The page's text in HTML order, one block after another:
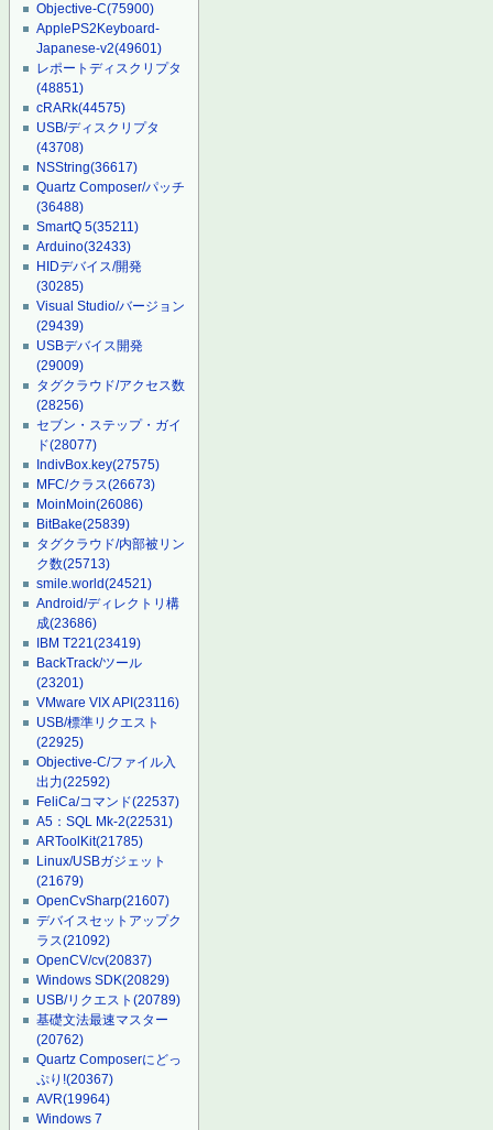
Objective-C(75900)
ApplePS2Keyboard-
Japanese-v2(49601)
レポートディスクリプタ
(48851)
cRARk(44575)
USB/ディスクリプタ
(43708)
NSString(36617)
Quartz Composer/パッチ
(36488)
SmartQ 5(35211)
Arduino(32433)
HIDデバイス/開発
(30285)
Visual Studio/バージョン
(29439)
USBデバイス開発
(29009)
タグクラウド/アクセス数
(28256)
セブン・ステップ・ガイ
ド(28077)
IndivBox.key(27575)
MFC/クラス(26673)
MoinMoin(26086)
BitBake(25839)
タグクラウド/内部被リン
ク数(25713)
smile.world(24521)
Android/ディレクトリ構
成(23686)
IBM T221(23419)
BackTrack/ツール
(23201)
VMware VIX API(23116)
USB/標準リクエスト
(22925)
Objective-C/ファイル入
出力(22592)
FeliCa/コマンド(22537)
A5：SQL Mk-2(22531)
ARToolKit(21785)
Linux/USBガジェット
(21679)
OpenCvSharp(21607)
デバイスセットアップク
ラス(21092)
OpenCV/cv(20837)
Windows SDK(20829)
USB/リクエスト(20789)
基礎文法最速マスター
(20762)
Quartz Composerにどっ
ぷり!(20367)
AVR(19964)
Windows 7